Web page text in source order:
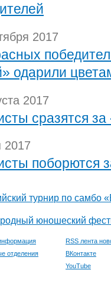
2017
одарили
2017
сразятся
2017
поборются
турнир по самбо
юношеский
отделения
RSS лента
ВКонтакте
YouTube